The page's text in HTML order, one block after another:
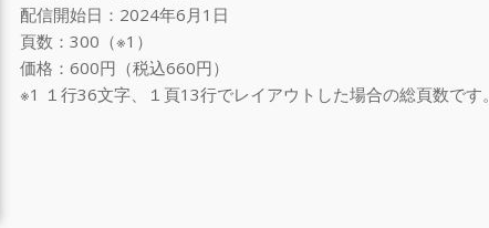
配信開始日：2024年6月1日
頁数：300（※1）
価格：600円（税込660円）
※1 １行36文字、１頁13行でレイアウトした場合の総頁数です。